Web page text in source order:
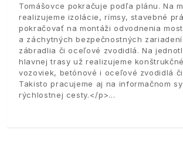
Tomášovce pokračuje podľa plánu. Na
realizujeme izolácie, rímsy, stavebné
pokračovať na montáži odvodnenia
a záchytných bezpečnostných
zábradlia či oceľové zvodidlá. Na
hlavnej trasy už realizujeme
vozoviek, betónové i oceľové zvodidlá
Takisto pracujeme aj na informačnom
rýchlostnej cesty.</p>